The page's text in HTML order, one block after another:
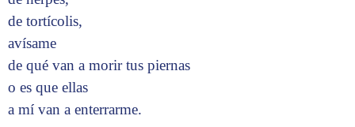
de tortícolis,
avísame
de qué van a morir tus piernas
o es que ellas
a mí van a enterrarme.